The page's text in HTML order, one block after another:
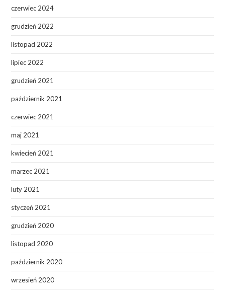
czerwiec 2024
grudzień 2022
listopad 2022
lipiec 2022
grudzień 2021
październik 2021
czerwiec 2021
maj 2021
kwiecień 2021
marzec 2021
luty 2021
styczeń 2021
grudzień 2020
listopad 2020
październik 2020
wrzesień 2020